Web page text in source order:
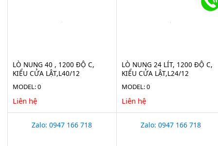
LÒ NUNG 40 , 1200 ĐỘ C,
KIỂU CỬA LẬT,L40/12
MODEL: 0
Liên hệ
LÒ NUNG 24 LÍT, 1200 ĐỘ C,
KIỂU CỬA LẬT,L24/12
MODEL: 0
Liên hệ
Zalo: 0947 166 718 Zalo: 0947 166 718